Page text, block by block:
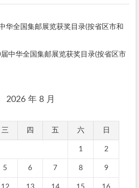
华全国集邮展览获奖目录(按省区市和
中华全国集邮展览获奖目录(按省区市
2026 年 8 月
三 四 五 六 日
1 2
5 6 7 8 9